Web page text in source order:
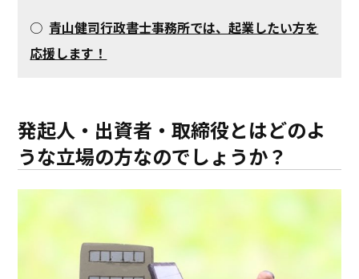
○ 青山健司行政書士事務所では、起業したい方を
応援します！
発起人・出資者・取締役とはどのよ
うな立場の方なのでしょうか？